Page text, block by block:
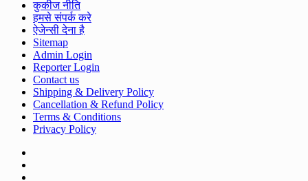
कुकीज नीति
हमसे संपर्क करे
ऐजेन्सी देना है
Sitemap
Admin Login
Reporter Login
Contact us
Shipping & Delivery Policy
Cancellation & Refund Policy
Terms & Conditions
Privacy Policy